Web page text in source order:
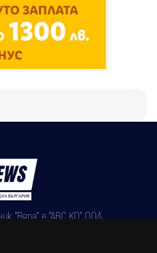
"Вяра" е "АВС КО" ООД,